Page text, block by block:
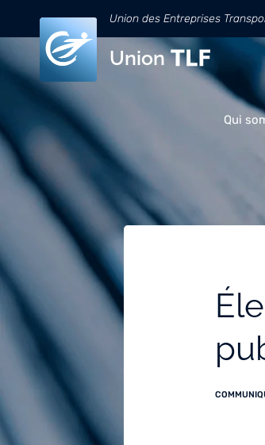
Union des Entreprises
Union
Qui